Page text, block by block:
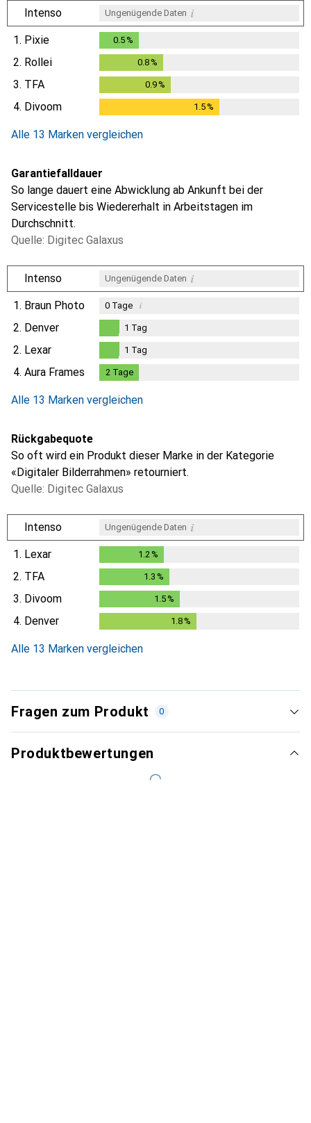
Intenso Ungenügende Daten i
1. Pixie 0.5 %
2. Rollei 0.8%
3. TFA 0.9 %
4. Divoom 1.5%
Alle 13 Marken vergleichen
Garantiefalldauer
So lange dauert eine Abwicklung ab Ankunft bei der
Servicestelle bis Wiedererhalt in Arbeitstagen im
Durchschnitt.
Quelle: Digitec Galaxus
Intenso Ungenügende Daten i
1. Braun Photo 0Tage i
2. Denver
Tag
1 Tag
2. Lexar
Tag
1 Tag
4. Aura Frames 2 Tage
Alle 13 Marken vergleichen
Rückgabequote
So oft wird ein Produkt dieser Marke in der Kategorie
«Digitaler Bilderrahmen» retourniert.
Quelle: Digitec Galaxus
Intenso Ungenügende Daten i
1. Lexar 1.2 %
2. TFA 1.3 %
3. Divoom 1.5 %
4. Denver 1.8%
Alle 13 Marken vergleichen
Fragen zum Produkt 0
Produktbewertungen